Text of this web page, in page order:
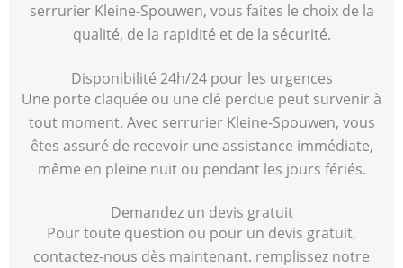
serrurier Kleine-Spouwen, vous faites le choix de la
qualité, de la rapidité et de la sécurité.
Disponibilité 24h/24 pour les urgences
Une porte claquée ou une clé perdue peut survenir à
tout moment. Avec serrurier Kleine-Spouwen, vous
êtes assuré de recevoir une assistance immédiate,
même en pleine nuit ou pendant les jours fériés.
Demandez un devis gratuit
Pour toute question ou pour un devis gratuit,
contactez-nous dès maintenant. remplissez notre